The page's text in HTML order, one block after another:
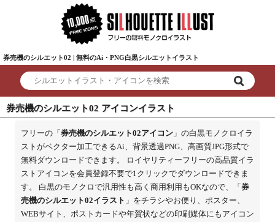
券売機のシルエット02 | 無料のAi・PNG白黒シルエットイラスト
券売機のシルエット02 アイコンイラスト
フリーの「 券売機のシルエット02アイコン」の白黒モノクロイラ
ストがベクター加工できるAi、背景透過PNG、高画質JPG形式で
無料ダウンロードできます。 ロイヤリティーフリーの高品質イラ
ストアイコンを会員登録不要で1クリックでダウンロードできま
す。 白黒のモノクロで汎用性も高く商用利用もOKなので、「 券
売機のシルエット02イラスト 」をチラシやお便り、ポスター、
WEBサイト、ポストカードや年賀状などの印刷媒体にもアイコン